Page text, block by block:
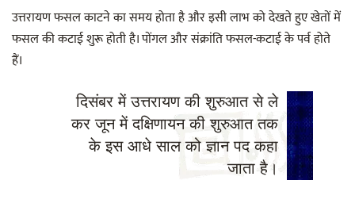
उत्तरायण फसल काटने का समय होता है और इसी लाभ को देखते हुए खेतों में
फसल की कटाई शुरू होती है। पोंगल और संक्रांति फसल-कटाई के पर्व होते
हैं।
दिसंबर में उत्तरायण की शुरुआत से ले
कर जून में दक्षिणायन की शुरुआत तक
के इस आधे साल को ज्ञान पद कहा
जाता है।